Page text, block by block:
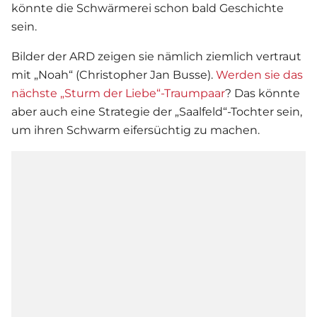
könnte die Schwärmerei schon bald Geschichte
sein.
Bilder der ARD zeigen sie nämlich ziemlich vertraut
mit „Noah“ (Christopher Jan Busse). Werden sie das
nächste „Sturm der Liebe“-Traumpaar? Das könnte
aber auch eine Strategie der „Saalfeld“-Tochter sein,
um ihren Schwarm eifersüchtig zu machen.